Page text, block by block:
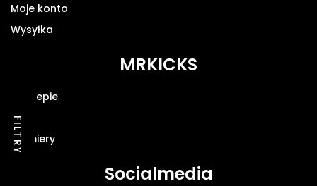
FILTRY
Moje konto
Wysyłka
MRKICKS
O sklepie
Blog
Premiery
Socialmedia